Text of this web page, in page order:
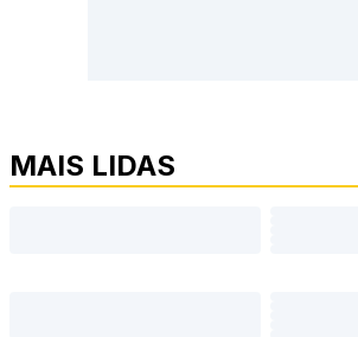
MAIS LIDAS